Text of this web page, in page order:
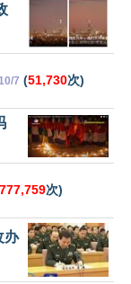
7 (51,730次)
777,759次)
办